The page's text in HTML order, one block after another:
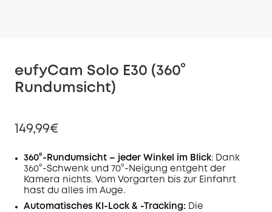
eufyCam Solo E30 (360°
Rundumsicht)
149,99€
360°-Rundumsicht – jeder Winkel im Blick: Dank
360°-Schwenk und 70°-Neigung entgeht der
Kamera nichts. Vom Vorgarten bis zur Einfahrt
hast du alles im Auge.
Automatisches KI-Lock & -Tracking: Die